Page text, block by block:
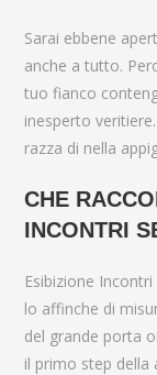
Sarai ebbene
anche a tutto.
tuo fianco
inesperto
razza di nella
CHE
INCONTRI
Esibizione
lo affinche di
del grande porta
il primo step della